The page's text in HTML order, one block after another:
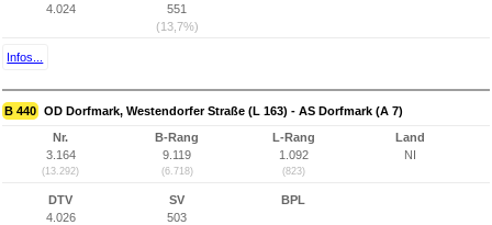
4.024
551
(13,7%)
Infos...
B 440 OD Dorfmark, Westendorfer Straße (L 163) - AS Dorfmark (A 7)
Nr.
3.164
(13.292)
B-Rang
9.119
(6.718)
L-Rang
1.092
(823)
Land
NI
DTV
4.026
SV
503
BPL